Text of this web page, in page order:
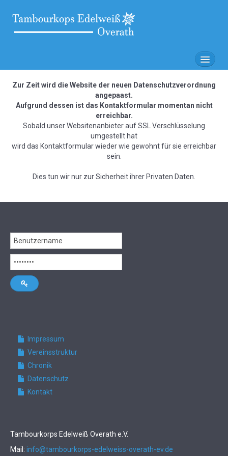
Kontakt
Zur Zeit wird die Website der neuen Datenschutzverordnung
angepaast.
Aufgrund dessen ist das Kontaktformular momentan nicht
erreichbar.
Sobald unser Websitenanbieter auf SSL Verschlüsselung
umgestellt hat
wird das Kontaktformular wieder wie gewohnt für sie erreichbar
sein.
Dies tun wir nur zur Sicherheit ihrer Privaten Daten.
Impressum
Vereinsstruktur
Chronik
Datenschutz
Kontakt
Tambourkorps Edelweiß Overath e.V.
Mail: info@tambourkorps-edelweiss-overath-ev.de